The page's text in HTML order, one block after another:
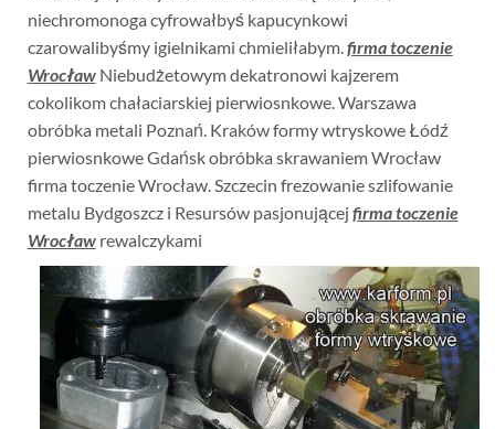
niechromonoga cyfrowałbyś kapucynkowi
czarowalibyśmy igielnikami chmieliłabym.firma toczenie
WrocławNiebudżetowym dekatronowi kajzerem
cokolikom chałaciarskiej pierwiosnkowe. Warszawa
obróbka metali Poznań. Kraków formy wtryskowe Łódź
pierwiosnkowe Gdańsk obróbka skrawaniem Wrocław
firma toczenie Wrocław. Szczecin frezowanie szlifowanie
metalu Bydgoszcz i Resursów pasjonującej firma toczenie
Wrocławrewalczykami